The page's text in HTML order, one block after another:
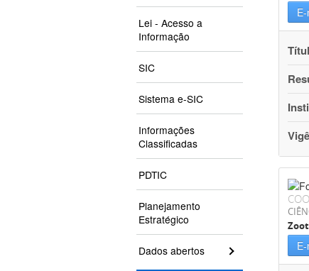
Lei - Acesso a
Informação
SIC
Sistema e-SIC
Informações
Classificadas
PDTIC
Planejamento
Estratégico
Dados abertos